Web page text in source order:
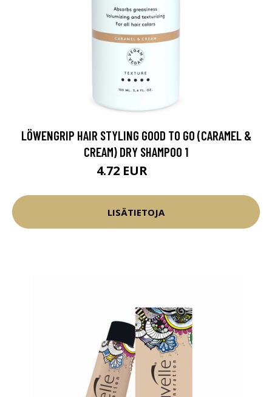
LÖWENGRIP HAIR STYLING GOOD TO GO (CARAMEL &
CREAM) DRY SHAMPOO 1
4.72 EUR
LISÄTIETOJA